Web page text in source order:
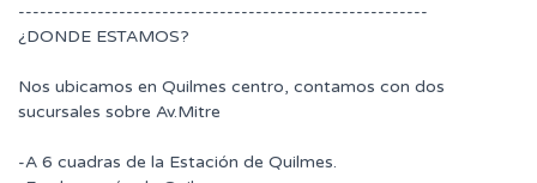
---------------------------------------------------------
¿DONDE ESTAMOS?
Nos ubicamos en Quilmes centro, contamos con dos
sucursales sobre Av.Mitre
-A 6 cuadras de la Estación de Quilmes.